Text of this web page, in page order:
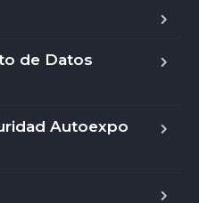
de Datos
Autoexpo